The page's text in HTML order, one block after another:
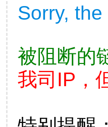
Sorry,
被阻断的
我司IP，